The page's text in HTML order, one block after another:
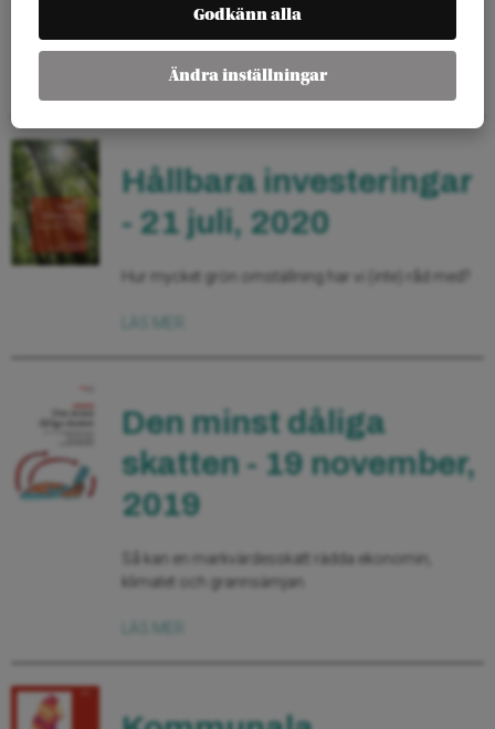
LÄS MER
Hållbara investeringar
- 21 juli, 2020
Hur mycket grön omställning har vi (inte) råd med?
Den minst dåliga
skatten - 19 november,
2019
Så kan en markvärdesskatt rädda ekonomin,
klimatet och grannsämjan.
Godkänn alla
Ändra inställningar